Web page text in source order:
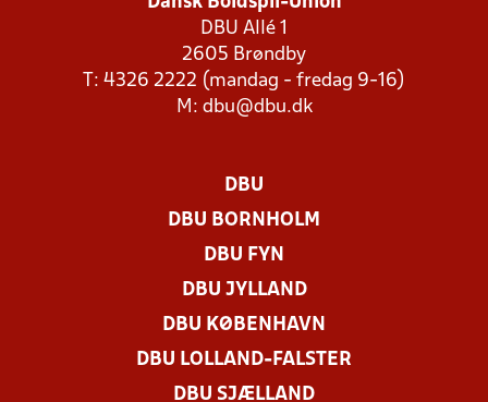
DBU Allé 1
2605 Brøndby
T: 4326 2222 (mandag - fredag 9-16)
M: dbu@dbu.dk
DBU
DBU BORNHOLM
DBU FYN
DBU JYLLAND
DBU KØBENHAVN
DBU LOLLAND-FALSTER
DBU SJÆLLAND